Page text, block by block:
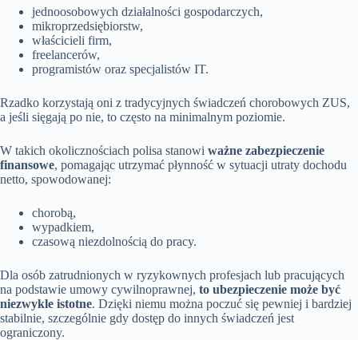
jednoosobowych działalności gospodarczych,
mikroprzedsiębiorstw,
właścicieli firm,
freelancerów,
programistów oraz specjalistów IT.
Rzadko korzystają oni z tradycyjnych świadczeń chorobowych ZUS,
a jeśli sięgają po nie, to często na minimalnym poziomie.
W takich okolicznościach polisa stanowi ważne zabezpieczenie
finansowe, pomagając utrzymać płynność w sytuacji utraty dochodu
netto, spowodowanej:
chorobą,
wypadkiem,
czasową niezdolnością do pracy.
Dla osób zatrudnionych w ryzykownych profesjach lub pracujących
na podstawie umowy cywilnoprawnej, to ubezpieczenie może być
niezwykle istotne. Dzięki niemu można poczuć się pewniej i bardziej
stabilnie, szczególnie gdy dostęp do innych świadczeń jest
ograniczony.